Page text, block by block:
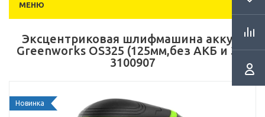
МЕНЮ
Эксцентриковая шлифмашина аккум.
Greenworks OS325 (125мм,без АКБ и ЗУ)
3100907
Новинка